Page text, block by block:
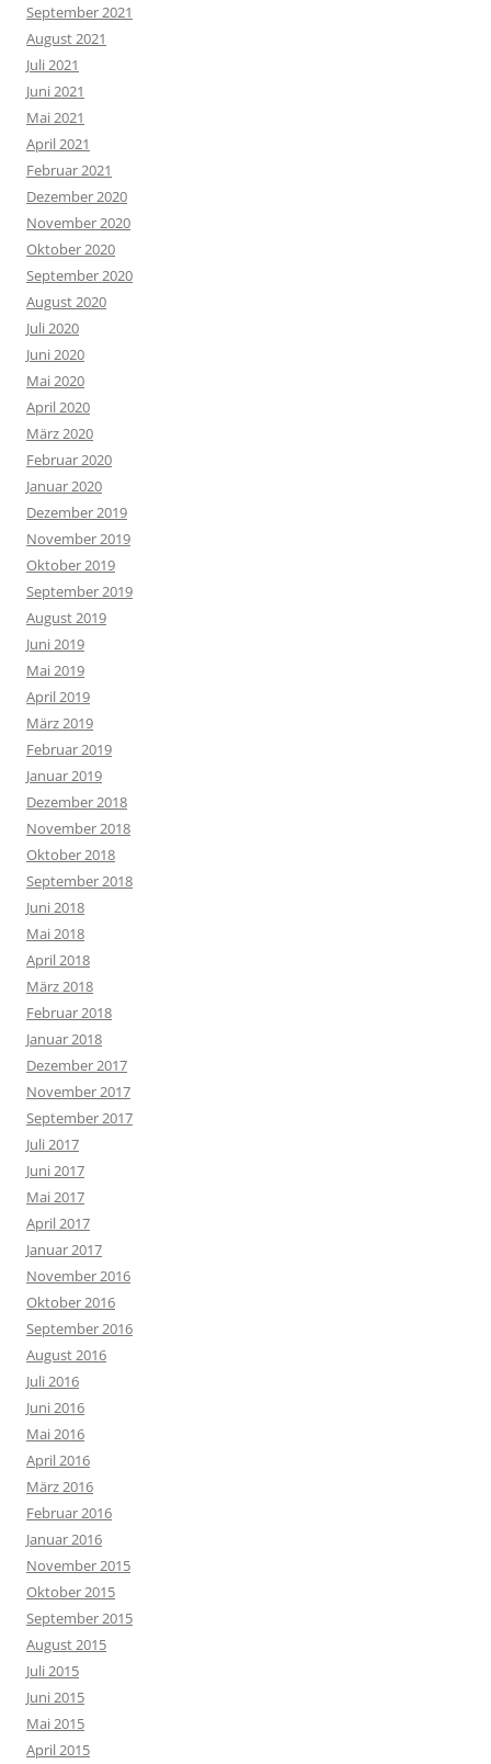
September 2021
August 2021
Juli 2021
Juni 2021
Mai 2021
April 2021
Februar 2021
Dezember 2020
November 2020
Oktober 2020
September 2020
August 2020
Juli 2020
Juni 2020
Mai 2020
April 2020
März 2020
Februar 2020
Januar 2020
Dezember 2019
November 2019
Oktober 2019
September 2019
August 2019
Juni 2019
Mai 2019
April 2019
März 2019
Februar 2019
Januar 2019
Dezember 2018
November 2018
Oktober 2018
September 2018
Juni 2018
Mai 2018
April 2018
März 2018
Februar 2018
Januar 2018
Dezember 2017
November 2017
September 2017
Juli 2017
Juni 2017
Mai 2017
April 2017
Januar 2017
November 2016
Oktober 2016
September 2016
August 2016
Juli 2016
Juni 2016
Mai 2016
April 2016
März 2016
Februar 2016
Januar 2016
November 2015
Oktober 2015
September 2015
August 2015
Juli 2015
Juni 2015
Mai 2015
April 2015